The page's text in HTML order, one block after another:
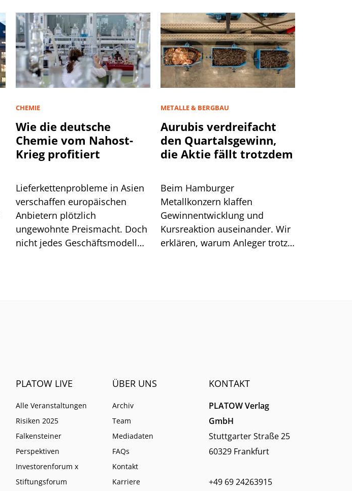
CHEMIE
Wie die deutsche
Chemie vom Nahost-
Krieg profitiert
Lieferkettenprobleme in Asien
verschaffen europäischen
Anbietern plötzlich
ungewohnte Preismacht. Doch
nicht jedes Geschäftsmodell
METALLE & BERGBAU
Aurubis verdreifacht
den Quartalsgewinn,
die Aktie fällt trotzdem
Beim Hamburger
Metallkonzern klaffen
Gewinnentwicklung und
Kursreaktion auseinander. Wir
erklären, warum Anleger trotz
PLATOW LIVE
Alle Veranstaltungen
Risiken 2025
Falkensteiner
Perspektiven
Investorenforum x
Stiftungsforum
ÜBER UNS
Archiv
Team
Mediadaten
FAQs
Kontakt
Karriere
KONTAKT
PLATOW Verlag
GmbH
Stuttgarter Straße 25
60329 Frankfurt
+49 69 24263915